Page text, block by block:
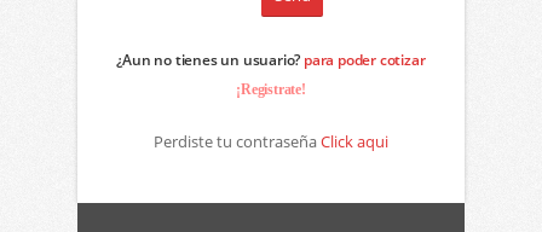
¿Aun no tienes un usuario? para poder cotizar
¡Registrate!
Perdiste tu contraseñaClick aqui